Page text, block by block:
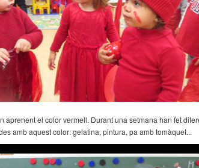
aprenent el color vermell. Durant una setmana han fet
amb aquest color: gelatina, pintura, pa amb tomàquet...